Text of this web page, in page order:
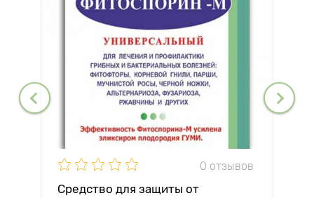
0 отзывов
Средство для защиты от